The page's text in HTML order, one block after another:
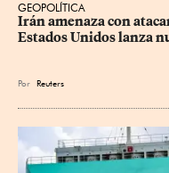
GEOPOLÍTICA
Irán amenaza con
Estados Unidos lanza
Por Reuters